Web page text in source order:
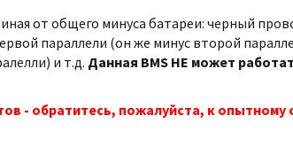
от общего минуса батареи: черный
параллели (он же минус второй
и т.д. Данная BMS НЕ может
- обратитесь, пожалуйста, к опытному